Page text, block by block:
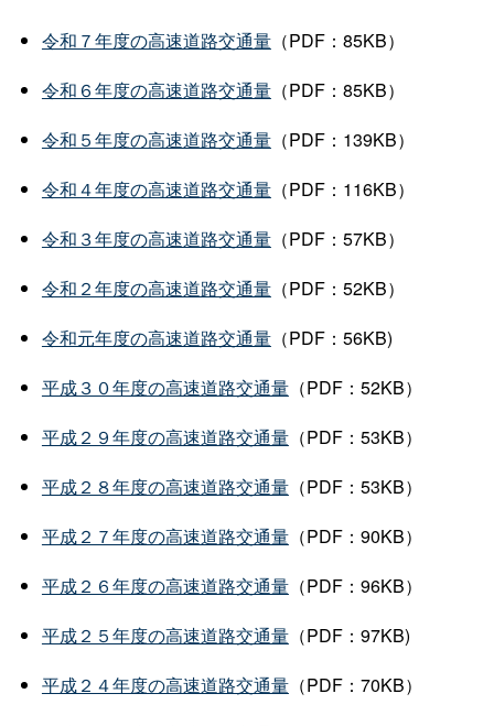
令和７年度の高速道路交通量（PDF：85KB）
令和６年度の高速道路交通量（PDF：85KB）
令和５年度の高速道路交通量（PDF：139KB）
令和４年度の高速道路交通量（PDF：116KB）
令和３年度の高速道路交通量（PDF：57KB）
令和２年度の高速道路交通量（PDF：52KB）
令和元年度の高速道路交通量（PDF：56KB)
平成３０年度の高速道路交通量（PDF：52KB）
平成２９年度の高速道路交通量（PDF：53KB）
平成２８年度の高速道路交通量（PDF：53KB）
平成２７年度の高速道路交通量（PDF：90KB）
平成２６年度の高速道路交通量（PDF：96KB）
平成２５年度の高速道路交通量（PDF：97KB)
平成２４年度の高速道路交通量（PDF：70KB）